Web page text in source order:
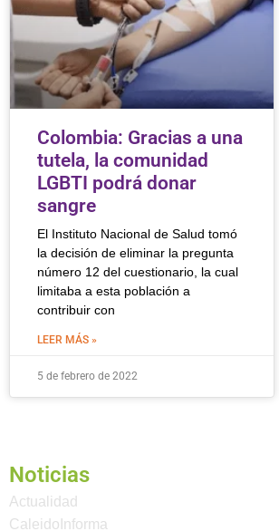
Colombia: Gracias a una
tutela, la comunidad
LGBTI podrá donar
sangre
El Instituto Nacional de Salud tomó
la decisión de eliminar la pregunta
número 12 del cuestionario, la cual
limitaba a esta población a
contribuir con
LEER MÁS »
5 de febrero de 2022
Noticias
Actualidad
CaleidoInforma